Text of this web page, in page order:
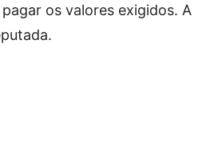
os valores exigidos. A